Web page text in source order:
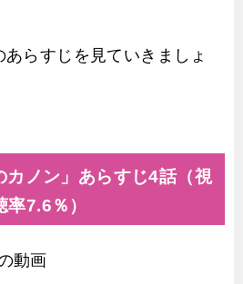
らすじを見ていきましょ
カノン」あらすじ4話（視
率7.6％）
動画